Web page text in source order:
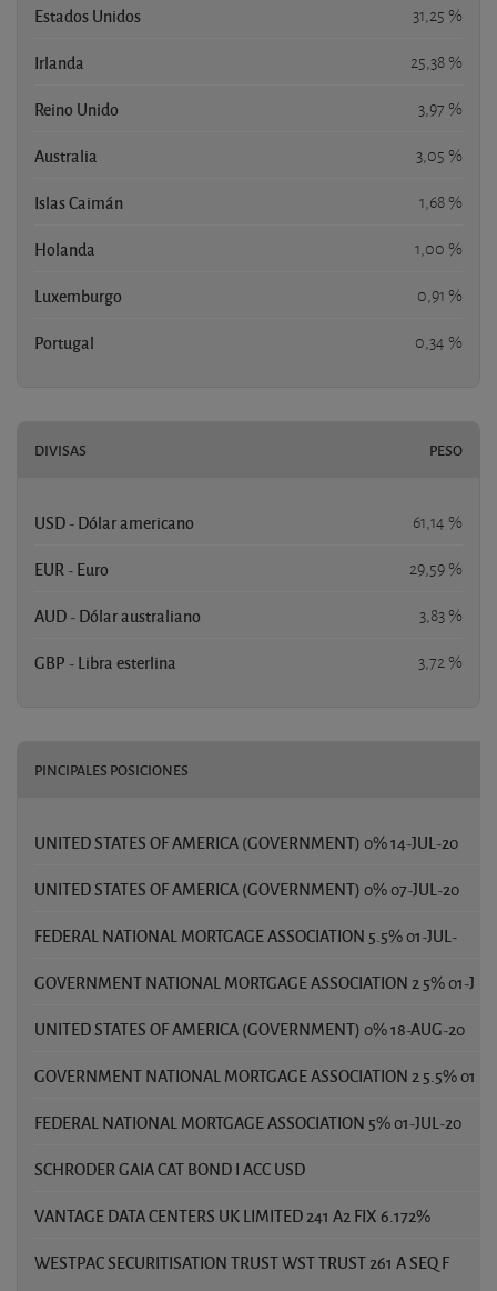
Estados Unidos 31,25 %
Irlanda 25,38 %
Reino Unido 3,97 %
Australia 3,05 %
Islas Caimán 1,68 %
Holanda 1,00 %
Luxemburgo 0,91 %
Portugal 0,34 %
DIVISAS PESO
USD - Dólar americano 61,14 %
EUR - Euro 29,59 %
AUD - Dólar australiano 3,83 %
GBP - Libra esterlina 3,72 %
PINCIPALES POSICIONES
UNITED STATES OF AMERICA (GOVERNMENT) 0% 14-JUL-20
UNITED STATES OF AMERICA (GOVERNMENT) 0% 07-JUL-20
FEDERAL NATIONAL MORTGAGE ASSOCIATION 5.5% 01-JUL-
GOVERNMENT NATIONAL MORTGAGE ASSOCIATION 2 5% 01-J
UNITED STATES OF AMERICA (GOVERNMENT) 0% 18-AUG-20
GOVERNMENT NATIONAL MORTGAGE ASSOCIATION 2 5.5% 01
FEDERAL NATIONAL MORTGAGE ASSOCIATION 5% 01-JUL-20
SCHRODER GAIA CAT BOND I ACC USD
VANTAGE DATA CENTERS UK LIMITED 241 A2 FIX 6.172%
WESTPAC SECURITISATION TRUST WST TRUST 261 A SEQ F